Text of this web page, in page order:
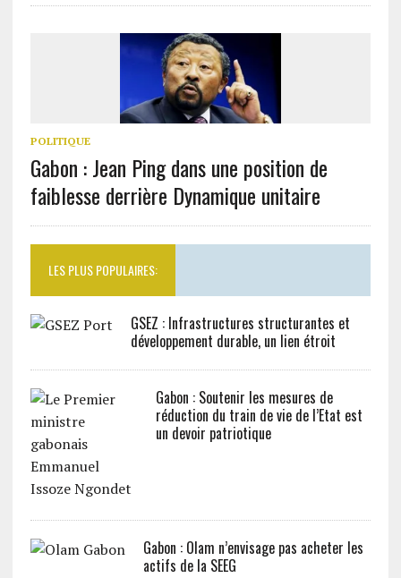
POLITIQUE
Gabon : Jean Ping dans une position de
faiblesse derrière Dynamique unitaire
LES PLUS POPULAIRES:
GSEZ : Infrastructures structurantes et
développement durable, un lien étroit
Gabon : Soutenir les mesures de
réduction du train de vie de l’Etat est
un devoir patriotique
Gabon : Olam n’envisage pas acheter les
actifs de la SEEG